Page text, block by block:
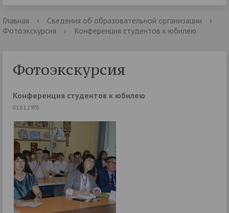
Главная › Сведения об образовательной организации
›
Фотоэкскурсия
› Конференция студентов к юбилею
Фотоэкскурсия
Конференция студентов к юбилею
01.01.1970